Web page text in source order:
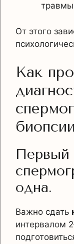
травмы
От этого
Как
биопсии
одна.
Важно сдать
интервалом